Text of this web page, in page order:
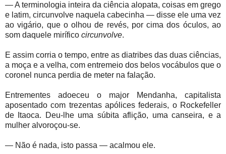
— A terminologia inteira da ciência alopata, coisas em grego
e latim, circunvolve naquela cabecinha — disse ele uma vez
ao vigário, que o olhou de revés, por cima dos óculos, ao
som daquele mirífico circunvolve.
E assim corria o tempo, entre as diatribes das duas ciências,
a moça e a velha, com entremeio dos belos vocábulos que o
coronel nunca perdia de meter na falação.
Entrementes adoeceu o major Mendanha, capitalista
aposentado com trezentas apólices federais, o Rockefeller
de Itaoca. Deu-lhe uma súbita aflição, uma canseira, e a
mulher alvoroçou-se.
— Não é nada, isto passa — acalmou ele.